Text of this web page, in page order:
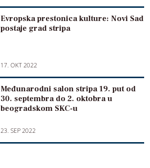
Evropska prestonica kulture: Novi Sad
postaje grad stripa
17. OKT 2022
Međunarodni salon stripa 19. put od
30. septembra do 2. oktobra u
beogradskom SKC-u
23. SEP 2022